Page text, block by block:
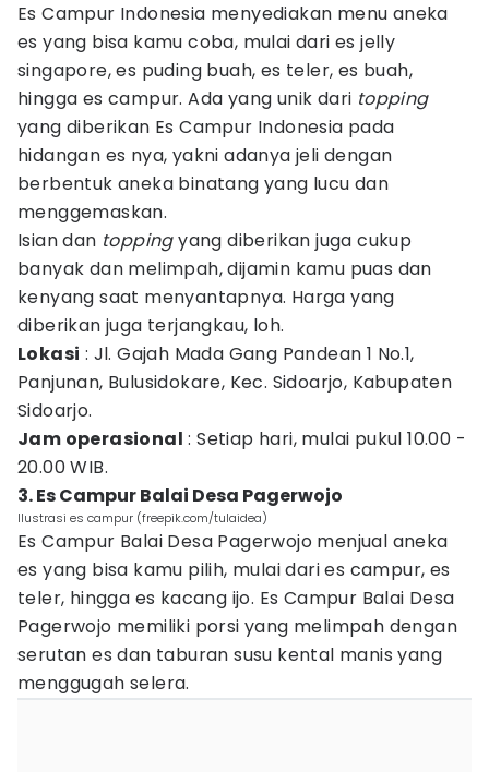
Es Campur Indonesia menyediakan menu aneka
es yang bisa kamu coba, mulai dari es jelly
singapore, es puding buah, es teler, es buah,
hingga es campur. Ada yang unik dari topping
yang diberikan Es Campur Indonesia pada
hidangan es nya, yakni adanya jeli dengan
berbentuk aneka binatang yang lucu dan
menggemaskan.
Isian dan toppingyang diberikan juga cukup
banyak dan melimpah, dijamin kamu puas dan
kenyang saat menyantapnya. Harga yang
diberikan juga terjangkau, loh.
Lokasi : Jl. Gajah Mada Gang Pandean 1 No.1,
Panjunan, Bulusidokare, Kec. Sidoarjo, Kabupaten
Sidoarjo.
Jam operasional : Setiap hari, mulai pukul 10.00 -
20.00 WIB.
3. Es Campur Balai Desa Pagerwojo
Ilustrasi es campur (freepik.com/tulaidea)
Es Campur Balai Desa Pagerwojo menjual aneka
es yang bisa kamu pilih, mulai dari es campur, es
teler, hingga es kacang ijo. Es Campur Balai Desa
Pagerwojo memiliki porsi yang melimpah dengan
serutan es dan taburan susu kental manis yang
menggugah selera.